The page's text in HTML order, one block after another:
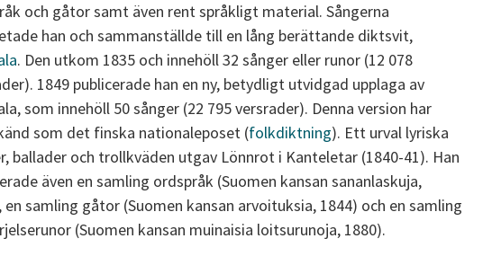
och gåtor samt även rent språkligt material. Sångerna
han och sammanställde till en lång berättande diktsvit,
. Den utkom 1835 och innehöll 32 sånger eller runor (12 078
1849 publicerade han en ny, betydligt utvidgad upplaga av
som innehöll 50 sånger (22 795 versrader). Denna version har
som det finska nationaleposet (folkdiktning). Ett urval lyriska
ballader och trollkväden utgav Lönnrot i Kanteletar (1840-41). Han
även en samling ordspråk (Suomen kansan sananlaskuja,
en samling gåtor (Suomen kansan arvoituksia, 1844) och en samling
(Suomen kansan muinaisia loitsurunoja, 1880).